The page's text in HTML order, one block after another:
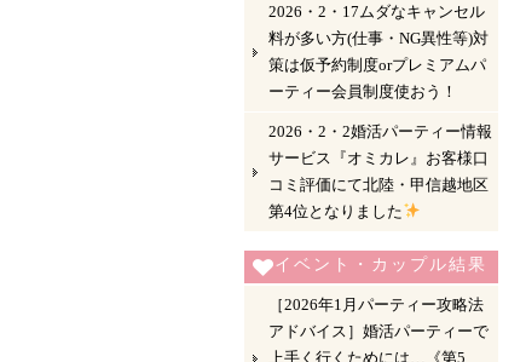
2026・2・17ムダなキャンセル
料が多い方(仕事・NG異性等)対
策は仮予約制度orプレミアムパ
ーティー会員制度使おう！
2026・2・2婚活パーティー情報
サービス『オミカレ』お客様口
コミ評価にて北陸・甲信越地区
第4位となりました
イベント・カップル結果
［2026年1月パーティー攻略法
アドバイス］婚活パーティーで
上手く行くためには…《第5